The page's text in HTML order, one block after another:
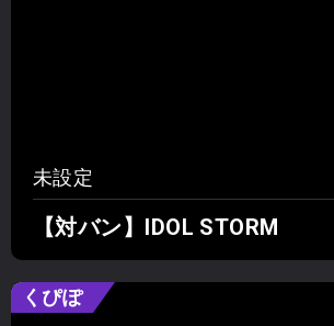
未設定
【対バン】IDOL STORM
くぴぽ